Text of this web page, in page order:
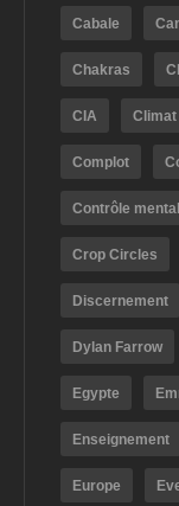
Cabale
Chakras
CIA Climat
Complot
Contrôle mental
Crop Circles
Discernement
Dylan Farrow
Egypte
Enseignement
Europe